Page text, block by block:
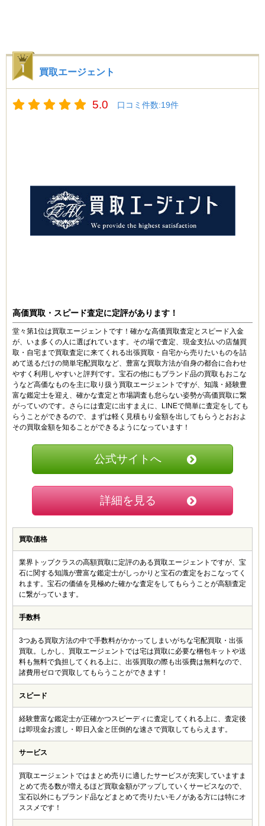
買取エージェント
5.0 口コミ件数:19件
高価買取・スピード査定に定評があります！
堂々第1位は買取エージェントです！確かな高価買取査定とスピード入金
が、いま多くの人に選ばれています。その場で査定、現金支払いの店舗買
取・自宅まで買取査定に来てくれる出張買取・自宅から売りたいものを詰
めて送るだけの簡単宅配買取など、豊富な買取方法が自身の都合に合わせ
やすく利用しやすいと評判です。宝石の他にもブランド品の買取もおこな
うなど高価なものを主に取り扱う買取エージェントですが、知識・経験豊
富な鑑定士を迎え、確かな査定と市場調査も怠らない姿勢が高価買取に繋
がっていのです。さらには査定に出すまえに、LINEで簡単に査定をしても
らうことができるので、まずは軽く見積もり金額を出してもらうとおおよ
その買取金額を知ることができるようになっています！
公式サイトへ
詳細を見る
買取価格
業界トップクラスの高額買取に定評のある買取エージェントですが、宝
石に関する知識が豊富な鑑定士がしっかりと宝石の査定をおこなってく
れます。宝石の価値を見極めた確かな査定をしてもらうことが高額査定
に繋がっています。
手数料
3つある買取方法の中で手数料がかかってしまいがちな宅配買取・出張
買取。しかし、買取エージェントでは宅は買取に必要な梱包キットや送
料も無料で負担してくれる上に、出張買取の際も出張費は無料なので、
諸費用ゼロで買取してもらうことができます！
スピード
経験豊富な鑑定士が正確かつスピーディに査定してくれる上に、査定後
は即現金お渡し・即日入金と圧倒的な速さで買取してもらえます。
サービス
買取エージェントではまとめ売りに適したサービスが充実していますま
とめて売る数が増えるほど買取金額がアップしていくサービスなので、
宝石以外にもブランド品などまとめて売りたいモノがある方には特にオ
ススメです！